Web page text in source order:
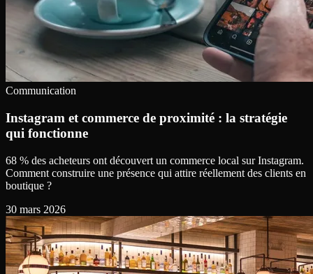
Communication
Instagram et commerce de proximité : la stratégie
qui fonctionne
68 % des acheteurs ont découvert un commerce local sur Instagram.
Comment construire une présence qui attire réellement des clients en
boutique ?
30 mars 2026